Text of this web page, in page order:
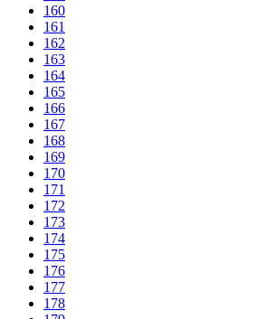
160
161
162
163
164
165
166
167
168
169
170
171
172
173
174
175
176
177
178